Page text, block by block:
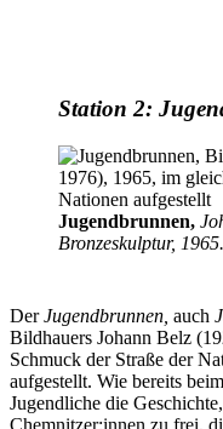
Station 2:
Jugendbrunnen,
Bronzeskulptur, 1965.
DerJugendbrunnen, auch
Bildhauers Johann Belz
Schmuck der Straße der
aufgestellt. Wie bereits beim
Jugendliche die
Chemnitzer:innen zu frei,